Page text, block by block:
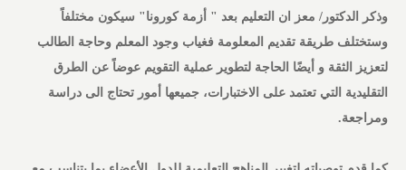
وذكر الدكتور/ معز ان التعليم بعد " أزمة كورونا" سيكون مختلفاً
وستختلف طريقة تقديم المعلومة فغياب وجود المعلم وحاجة الطالب
لتعزيز الثقة و أيضًا الحاجة لتطوير عملية التقويم عوضاً عن الطرق
التقليدية التي تعتمد على الاختبارات، جميعها أمور تحتاج الى دراسة
ومراجعة.